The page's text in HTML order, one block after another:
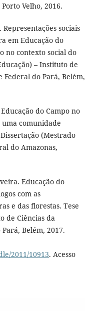
Velho, 2016.
sociais
em Educação do
no contexto social do
– Instituto de
Federal do Pará, Belém,
do Campo no
comunidade
(Mestrado
do Amazonas,
Educação do
com as
e das florestas. Tese
de Ciências da
Belém, 2017.
2011/10913. Acesso